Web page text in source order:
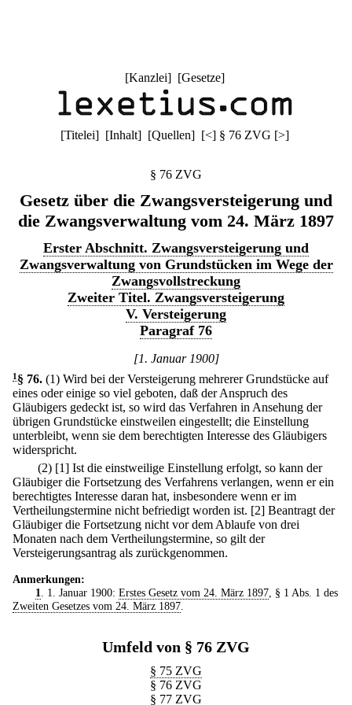
[Kanzlei] [Gesetze]
[Titelei] [Inhalt] [Quellen] [<] § 76 ZVG [>]
§ 76 ZVG
Gesetz über die Zwangsversteigerung und
die Zwangsverwaltung vom 24. März 1897
Erster Abschnitt. Zwangsversteigerung und
Zwangsverwaltung von Grundstücken im Wege der
Zwangsvollstreckung
Zweiter Titel. Zwangsversteigerung
V. Versteigerung
Paragraf 76
[1. Januar 1900]
1 § 76. (1) Wird bei der Versteigerung mehrerer Grundstücke auf
eines oder einige so viel geboten, daß der Anspruch des
Gläubigers gedeckt ist, so wird das Verfahren in Ansehung der
übrigen Grundstücke einstweilen eingestellt; die Einstellung
unterbleibt, wenn sie dem berechtigten Interesse des Gläubigers
widerspricht.
(2) [1] Ist die einstweilige Einstellung erfolgt, so kann der
Gläubiger die Fortsetzung des Verfahrens verlangen, wenn er ein
berechtigtes Interesse daran hat, insbesondere wenn er im
Vertheilungstermine nicht befriedigt worden ist. [2] Beantragt der
Gläubiger die Fortsetzung nicht vor dem Ablaufe von drei
Monaten nach dem Vertheilungstermine, so gilt der
Versteigerungsantrag als zurückgenommen.
Anmerkungen:
1. 1. Januar 1900: Erstes Gesetz vom 24. März 1897, § 1 Abs. 1 des
Zweiten Gesetzes vom 24. März 1897.
Umfeld von § 76 ZVG
§ 75 ZVG
§ 76 ZVG
§ 77 ZVG